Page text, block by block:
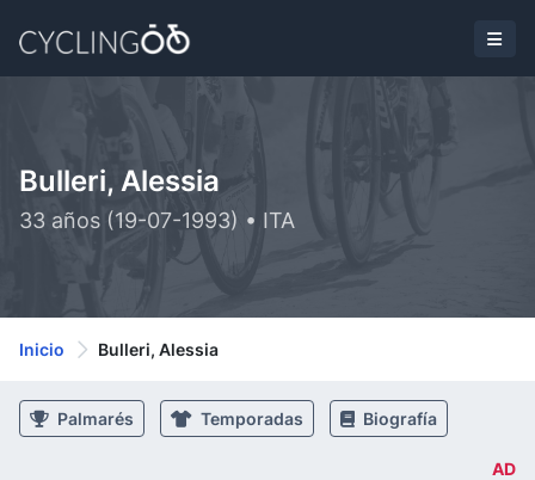
Bulleri, Alessia
33 años (19-07-1993) • ITA
Inicio Bulleri, Alessia
Palmarés Temporadas Biografía
AD